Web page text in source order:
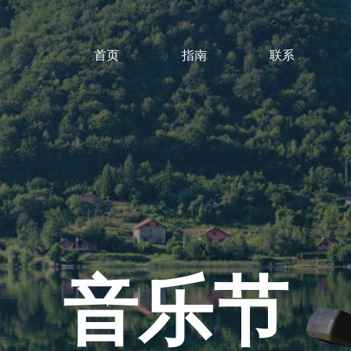
首页 指南 联系
音乐节